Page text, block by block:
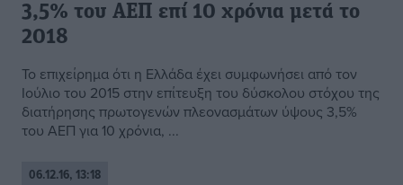
3,5% του AEΠ επί 10 χρόνια μετά το
2018
Το επιχείρημα ότι η Ελλάδα έχει συμφωνήσει από τον
Ιούλιο του 2015 στην επίτευξη του δύσκολου στόχου της
διατήρησης πρωτογενών πλεονασμάτων ύψους 3,5%
του ΑΕΠ για 10 χρόνια, ...
06.12.16, 13:18